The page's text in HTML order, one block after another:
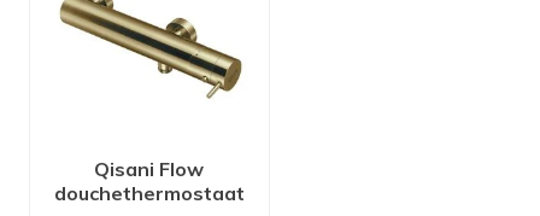
Qisani Flow
douchethermostaat